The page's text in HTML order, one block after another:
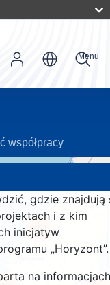
Menu
współpracy
gdzie znajdują
i z kim
inicjatyw
„Horyzont”.
na informacjach
154